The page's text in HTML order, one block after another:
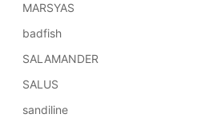
MARSYAS
badfish
SALAMANDER
SALUS
sandiline